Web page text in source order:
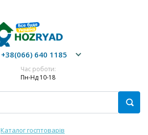
+38(066) 640 1185
Час роботи:
Пн-Нд 10-18
Каталог госптоварів